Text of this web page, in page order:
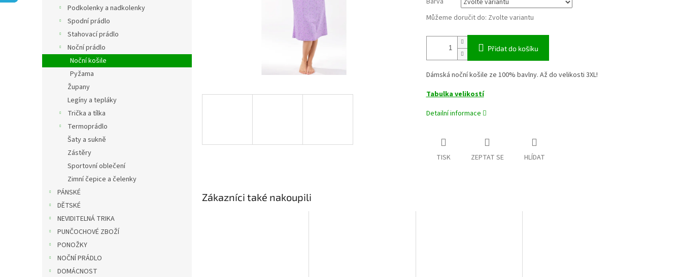
Podkolenky a nadkolenky
Spodní prádlo
Stahovací prádlo
Noční prádlo
Noční košile
Pyžama
Župany
Legíny a tepláky
Trička a tílka
Termoprádlo
Šaty a sukně
Zástěry
Sportovní oblečení
Zimní čepice a čelenky
PÁNSKÉ
DĚTSKÉ
NEVIDITELNÁ TRIKA
PUNČOCHOVÉ ZBOŽÍ
PONOŽKY
NOČNÍ PRÁDLO
DOMÁCNOST
Můžeme doručit do: Zvolte variantu
Přidat do košíku
Dámská noční košile ze 100% bavlny. Až do velikosti 3XL!
Tabulka velikostí
Detailní informace
TISK ZEPTAT SE HLÍDAT
Zákazníci také nakoupili